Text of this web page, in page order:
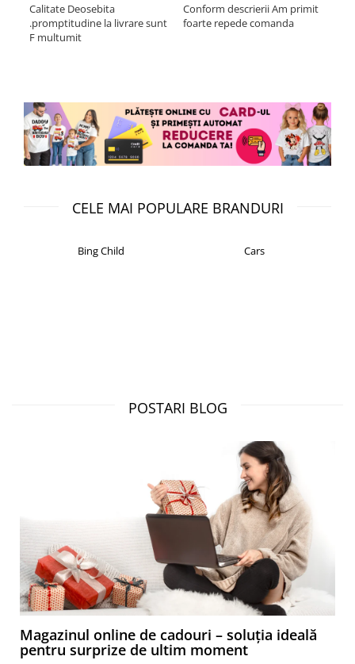
Calitate Deosebita
.promptitudine la livrare sunt
F multumit
Conform descrierii Am primit
foarte repede comanda
CELE MAI POPULARE BRANDURI
Bing Child Cars
POSTARI BLOG
Magazinul online de cadouri – soluția ideală
pentru surprize de ultim moment